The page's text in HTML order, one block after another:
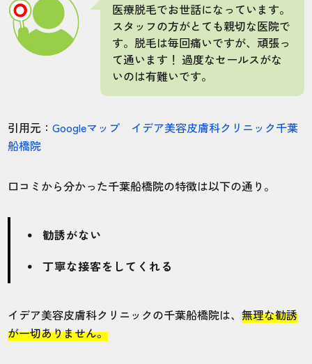
医療脱毛でお世話になっています。
スタッフの方がとても親切な医院で
す。脱毛は毎回痛いですが、頑張っ
て通います！ 過度なセールスがな
いのは有難いです。
引用元：Googleマップ イデア美容皮膚科クリニック千葉
船橋院
口コミから分かった千葉船橋院の特徴は以下の通り。
勧誘がない
丁寧な接客をしてくれる
イデア美容皮膚科クリニックの千葉船橋院は、無理な勧誘
が一切ありません。